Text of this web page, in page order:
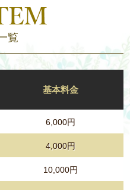
覧
基本料金
6,000円
4,000円
10,000円